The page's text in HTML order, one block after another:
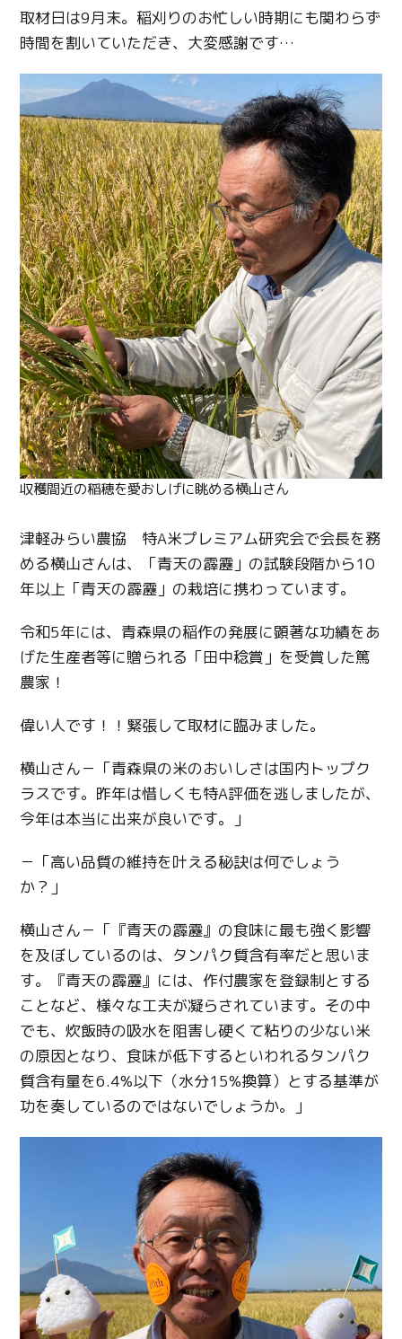
取材日は9月末。稲刈りのお忙しい時期にも関わらず
時間を割いていただき、大変感謝です…
収穫間近の稲穂を愛おしげに眺める横山さん
津軽みらい農協 特A米プレミアム研究会で会長を務
める横山さんは、「青天の霹靂」の試験段階から10
年以上「青天の霹靂」の栽培に携わっています。
令和5年には、青森県の稲作の発展に顕著な功績をあ
げた生産者等に贈られる「田中稔賞」を受賞した篤
農家！
偉い人です！！緊張して取材に臨みました。
横山さん－「青森県の米のおいしさは国内トップク
ラスです。昨年は惜しくも特A評価を逃しましたが、
今年は本当に出来が良いです。」
－「高い品質の維持を叶える秘訣は何でしょう
か？」
横山さん－「『青天の霹靂』の食味に最も強く影響
を及ぼしているのは、タンパク質含有率だと思いま
す。『青天の霹靂』には、作付農家を登録制とする
ことなど、様々な工夫が凝らされています。その中
でも、炊飯時の吸水を阻害し硬くて粘りの少ない米
の原因となり、食味が低下するといわれるタンパク
質含有量を6.4%以下（水分15%換算）とする基準が
功を奏しているのではないでしょうか。」